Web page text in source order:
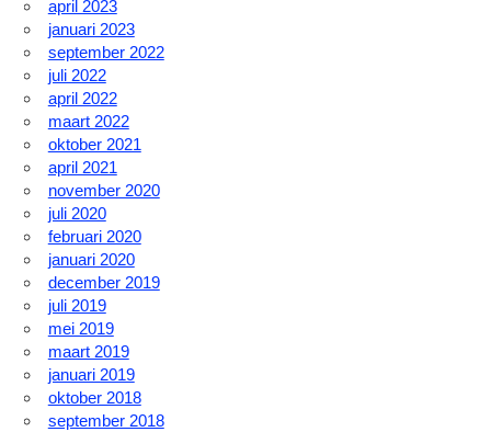
april 2023
januari 2023
september 2022
juli 2022
april 2022
maart 2022
oktober 2021
april 2021
november 2020
juli 2020
februari 2020
januari 2020
december 2019
juli 2019
mei 2019
maart 2019
januari 2019
oktober 2018
september 2018